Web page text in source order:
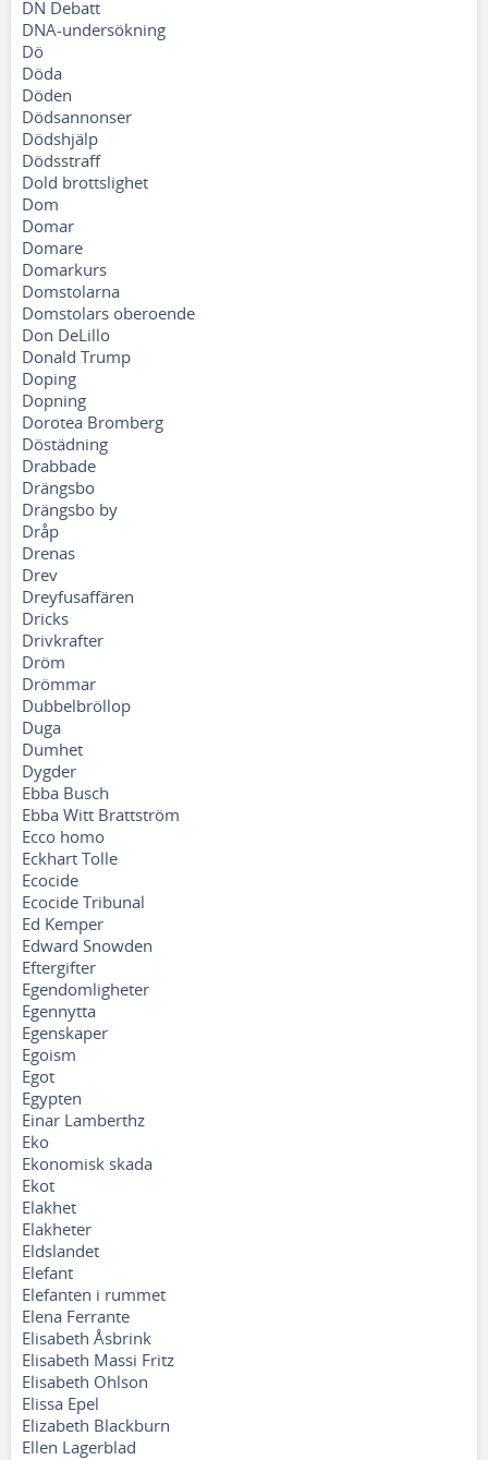
DN Debatt
DNA-undersökning
Dö
Döda
Döden
Dödsannonser
Dödshjälp
Dödsstraff
Dold brottslighet
Dom
Domar
Domare
Domarkurs
Domstolarna
Domstolars oberoende
Don DeLillo
Donald Trump
Doping
Dopning
Dorotea Bromberg
Döstädning
Drabbade
Drängsbo
Drängsbo by
Dråp
Drenas
Drev
Dreyfusaffären
Dricks
Drivkrafter
Dröm
Drömmar
Dubbelbröllop
Duga
Dumhet
Dygder
Ebba Busch
Ebba Witt Brattström
Ecco homo
Eckhart Tolle
Ecocide
Ecocide Tribunal
Ed Kemper
Edward Snowden
Eftergifter
Egendomligheter
Egennytta
Egenskaper
Egoism
Egot
Egypten
Einar Lamberthz
Eko
Ekonomisk skada
Ekot
Elakhet
Elakheter
Eldslandet
Elefant
Elefanten i rummet
Elena Ferrante
Elisabeth Åsbrink
Elisabeth Massi Fritz
Elisabeth Ohlson
Elissa Epel
Elizabeth Blackburn
Ellen Lagerblad